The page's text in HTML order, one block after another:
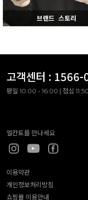
브랜드 스토리
고객센터 : 1566-
평일 10:00 - 16:00 | 점심
엘칸토를 만나세요
이용약관
개인정보처리방침
쇼핑몰 이용안내